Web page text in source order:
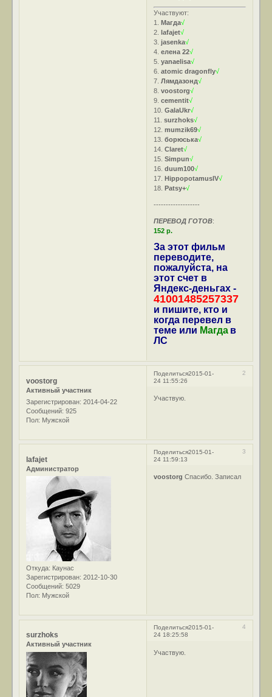
Участвуют:
1.Магда√
2.lafajet√
3.jasenka√
4.елена 22√
5.yanaelisa√
6.atomic dragonfly√
7.Лямдазонд√
8.voostorg√
9.cementit√
10.GalaUkr√
11.surzhoks√
12.mumzik69√
13.борюська√
14.Claret√
15.Simpun√
16.duum100√
17.HippopotamusIV√
18.Patsy+√
-------------------
ПЕРЕВОД ГОТОВ:
152 р.
За этот фильм
переводите,
пожалуйста, на
этот счет в
Яндекс-деньгах -
41001485257337
и пишите, кто и
когда перевел в
теме или Магда в
ЛС
Поделиться 2
2015-01-
24 11:55:26
voostorg
Активный участник
Зарегистрирован: 2014-04-22
Сообщений: 925
Пол: Мужской
Участвую.
Поделиться 3
2015-01-
24 11:59:13
lafajet
Администратор
Откуда: Каунас
Зарегистрирован: 2012-10-30
Сообщений: 5029
Пол: Мужской
voostorg Спасибо. Записал
Поделиться 4
2015-01-
24 18:25:58
surzhoks
Активный участник
Участвую.